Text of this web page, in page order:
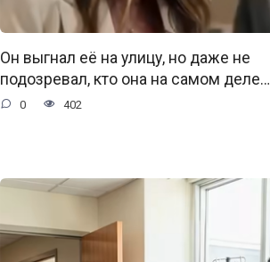
Он выгнал её на улицу, но даже не
подозревал, кто она на самом деле…
0 402